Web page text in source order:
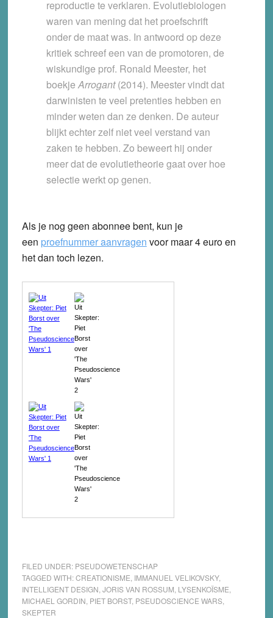
reproductie te verklaren. Evolutiebiologen
waren van mening dat het proefschrift
onder de maat was. In antwoord op deze
kritiek schreef een van de promotoren, de
wiskundige prof. Ronald Meester, het
boekjeArrogant(2014). Meester vindt dat
darwinisten te veel pretenties hebben en
minder weten dan ze denken. De auteur
blijkt echter zelf niet veel verstand van
zaken te hebben. Zo beweert hij onder
meer dat de evolutietheorie gaat over hoe
selectie werkt op genen.
Als je nog geen abonnee bent, kun je
een proefnummer aanvragen voor maar 4 euro en
het dan toch lezen.
FILED UNDER: PSEUDOWETENSCHAP
TAGGED WITH:CREATIONISME IMMANUEL VELIKOVSKY,
INTELLIGENT DESIGN JORIS VAN ROSSUM LYSENKOÏSME
MICHAEL GORDIN PIET BORST, PSEUDOSCIENCE WARS,
SKEPTER